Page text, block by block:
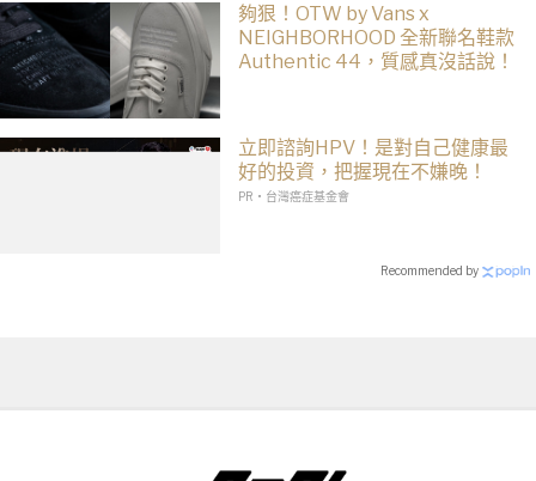
夠狠！OTW by Vans x
NEIGHBORHOOD 全新聯名鞋款
Authentic 44，質感真沒話說！
立即諮詢HPV！是對自己健康最
好的投資，把握現在不嫌晚！
PR・台灣癌症基金會
Recommended by